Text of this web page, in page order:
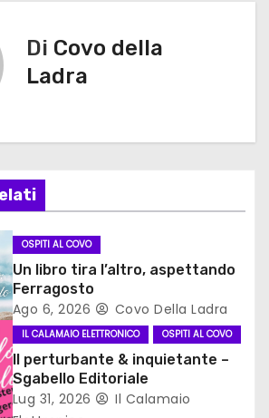
Di Covo della
Ladra
OSPITI AL COVO
Un libro tira l’altro, aspettando
Ferragosto
Ago 6, 2026 Covo Della Ladra
IL CALAMAIO ELETTRONICO OSPITI AL COVO
Il perturbante & inquietante –
Sgabello Editoriale
Lug 31, 2026
Il Calamaio